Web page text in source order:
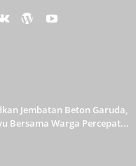
Jembatan Beton Garuda,
Bersama Warga Percepat...